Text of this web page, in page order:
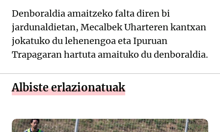
Denboraldia amaitzeko falta diren bi
jardunaldietan, Mecalbek Uharteren kantxan
jokatuko du lehenengoa eta Ipuruan
Trapagaran hartuta amaituko du denboraldia.
Albiste erlazionatuak